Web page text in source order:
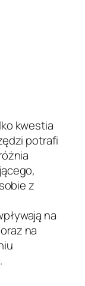
kwestia
potrafi
z
na
na